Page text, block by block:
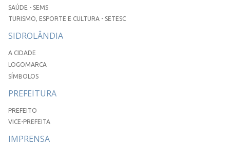
SAÚDE - SEMS
TURISMO, ESPORTE E CULTURA - SETESC
SIDROLÂNDIA
A CIDADE
LOGOMARCA
SÍMBOLOS
PREFEITURA
PREFEITO
VICE-PREFEITA
IMPRENSA